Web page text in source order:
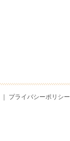
｜ プライバシーポリシー